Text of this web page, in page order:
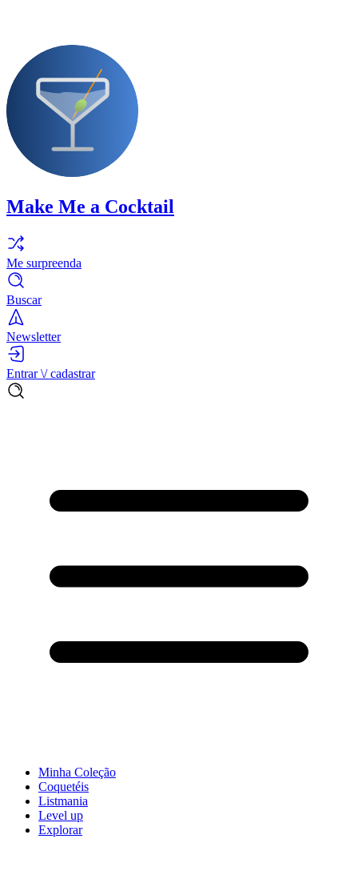
Make Me a Cocktail
Me surpreenda
Buscar
Newsletter
Entrar \/ cadastrar
Minha Coleção
Coquetéis
Listmania
Level up
Explorar